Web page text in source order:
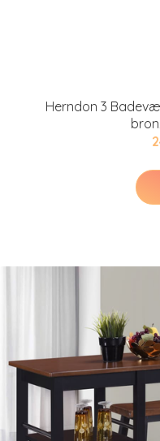
Herndon 3